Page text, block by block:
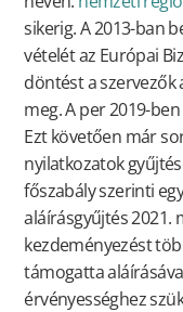
sikerig. A 2013-ban
vételét az Európai
döntést a szervezők
meg. A per 2019-
Ezt követően már
nyilatkozatok
főszabály szerinti
aláírásgyűjtés 2021.
kezdeményezést
támogatta
érvényességhez